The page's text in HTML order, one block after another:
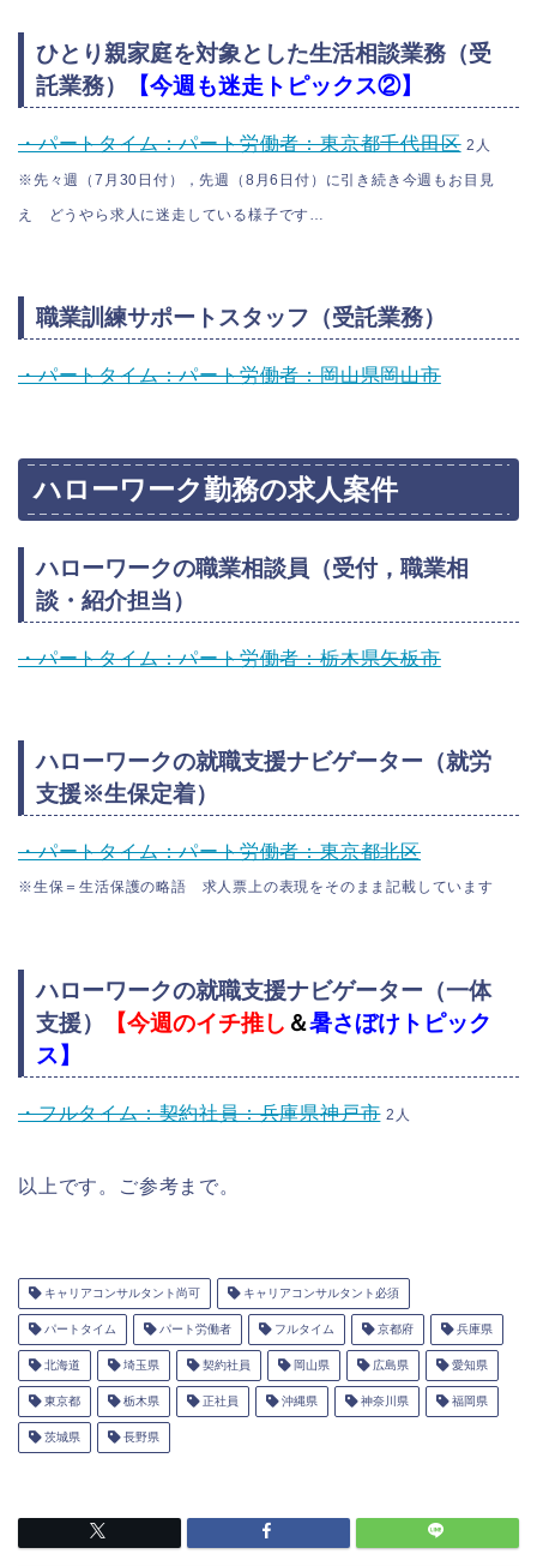
ひとり親家庭を対象とした生活相談業務（受
託業務）
【今週も迷走トピックス②】
・パートタイム：パート労働者：東京都千代田区 2人
※先々週（7月30日付），先週（8月6日付）に引き続き今週もお目見
え どうやら求人に迷走している様子です…
職業訓練サポートスタッフ（受託業務）
・パートタイム：パート労働者：岡山県岡山市
ハローワーク勤務の求人案件
ハローワークの職業相談員（受付，職業相
談・紹介担当）
・パートタイム：パート労働者：栃木県矢板市
ハローワークの就職支援ナビゲーター（就労
支援※生保定着）
・パートタイム：パート労働者：東京都北区
※生保＝生活保護の略語 求人票上の表現をそのまま記載しています
ハローワークの就職支援ナビゲーター（一体
支援）
【今週のイチ推し ＆暑さぼけトピック
ス】
・フルタイム：契約社員：兵庫県神戸市 2人
以上です。ご参考まで。
キャリアコンサルタント尚可 キャリアコンサルタント必須
パートタイム パート労働者 フルタイム 京都府 兵庫県
北海道 埼玉県 契約社員 岡山県 広島県 愛知県
東京都 栃木県 正社員 沖縄県 神奈川県 福岡県
茨城県 長野県